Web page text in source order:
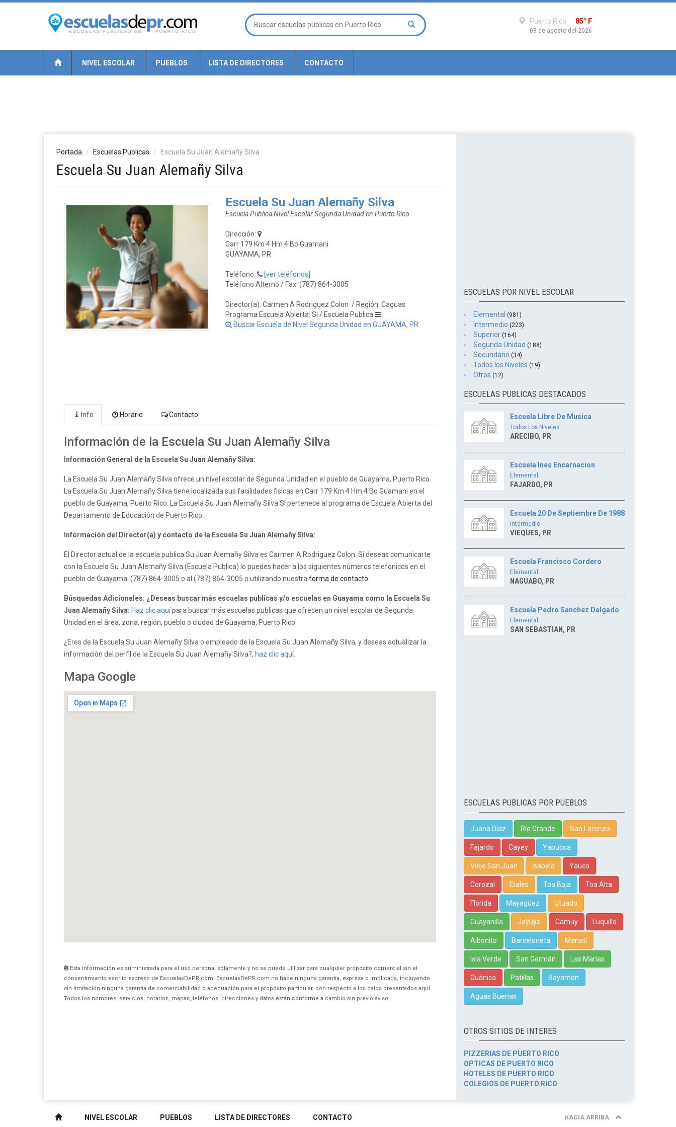
Puerto Rico 85° F
08 de agosto del 2026
NIVEL ESCOLAR PUEBLOS LISTA DE DIRECTORES CONTACTO
Portada Escuelas Publicas Escuela Su Juan Alemañy Silva
Escuela Su Juan Alemañy Silva
Escuela Su Juan Alemañy Silva
Escuela Publica Nivel Escolar Segunda Unidad en Puerto Rico
Dirección:
Carr 179 Km 4 Hm 4 Bo Guamani
GUAYAMA, PR
Teléfono:
[ver teléfonos]
Teléfono Alterno / Fax: (787) 864-3005
Director(a): Carmen A Rodriguez Colon / Región: Caguas
Programa Escuela Abierta: SI / Escuela Publica
Buscar Escuela de Nivel Segunda Unidad en GUAYAMA, PR
Info Horario Contacto
Información de la Escuela Su Juan Alemañy Silva
Información General de la Escuela Su Juan Alemañy Silva:
La Escuela Su Juan Alemañy Silva ofrece un nivel escolar de Segunda Unidad en el pueblo de Guayama, Puerto Rico.
La Escuela Su Juan Alemañy Silva tiene localizada sus facilidades fisicas en Carr 179 Km 4 Hm 4 Bo Guamani en el
pueblo de Guayama, Puerto Rico. La Escuela Su Juan Alemañy Silva SI pertenece al programa de Escuela Abierta del
Departamento de Educación de Puerto Rico.
Información del Director(a) y contacto de la Escuela Su Juan Alemañy Silva:
El Director actual de la escuela publica Su Juan Alemañy Silva es Carmen A Rodriguez Colon. Si deseas comunicarte
con la Escuela Su Juan Alemañy Silva (Escuela Publica) lo puedes hacer a los siguientes números telefónicos en el
pueblo de Guayama: (787) 864-3005 o al (787) 864-3005 o utilizando nuestra forma de contacto
Búsquedas Adicionales: ¿Deseas buscar más escuelas publicas y/o escuelas en Guayama como la Escuela Su
Juan Alemañy Silva: Haz clic aquípara buscar más escuelas publicas que ofrecen un nivel escolar de Segunda
Unidad en el área, zona, región, pueblo o ciudad de Guayama, Puerto Rico.
¿Eres de la Escuela Su Juan Alemañy Silva o empleado de la Escuela Su Juan Alemañy Silva, y deseas actualizar la
información del perfil de la Escuela Su Juan Alemañy Silva?, haz clic aquí.
Mapa Google
Esta información es suministrada para el uso personal solamente y no se puede utilizar para cualquier propósito comercial sin el
consentimiento escrito expreso de EscuelasDePR.com. EscuelasDePR.com no hace ninguna garantía, expresa o implicada, incluyendo
sin limitación ninguna garantía de comerciabilidad o adecuación para el propósito particular, con respecto a los datos presentados aquí.
Todos los nombres, servicios, horarios, mapas, teléfonos, direcciones y datos están conforme a cambio sin previo aviso.
ESCUELAS POR NIVEL ESCOLAR
Elemental (981)
Intermedio (223)
Superior (164)
Segunda Unidad (188)
Secundario (34)
Todos los Niveles (19)
Otros (12)
ESCUELAS PUBLICAS DESTACADOS
Escuela Libre De Musica
Todos Los Niveles
ARECIBO, PR
Escuela Ines Encarnacion
Elemental
FAJARDO, PR
Escuela 20 De Septiembre De 1988
Intermedio
VIEQUES, PR
Escuela Francisco Cordero
Elemental
NAGUABO, PR
Escuela Pedro Sanchez Delgado
Elemental
SAN SEBASTIAN, PR
ESCUELAS PUBLICAS POR PUEBLOS
Juana Díaz Río Grande San Lorenzo
Fajardo Cayey Yabucoa
Viejo San Juan Isabela Yauco
Corozal Ciales Toa Baja Toa Alta
Florida Mayagüez Utuado
Guayanilla Jayuya Camuy Luquillo
Aibonito Barceloneta Manatí
Isla Verde San Germán Las Marías
Guánica Patillas Bayamón
Aguas Buenas
OTROS SITIOS DE INTERES
PIZZERIAS DE PUERTO RICO
OPTICAS DE PUERTO RICO
HOTELES DE PUERTO RICO
COLEGIOS DE PUERTO RICO
NIVEL ESCOLAR PUEBLOS LISTA DE DIRECTORES CONTACTO HACIA ARRIBA